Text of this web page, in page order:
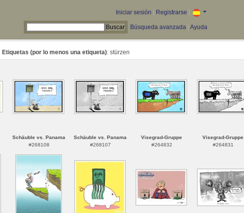
Iniciar sesión Registrarse
Búsqueda avanzada Ayuda
Etiquetas (por lo menos una etiqueta): stürzen
Schäuble vs. Panama
#268108
Schäuble vs. Panama
#268107
Visegrad-Gruppe
#264832
Visegrad-Gruppe
#264831